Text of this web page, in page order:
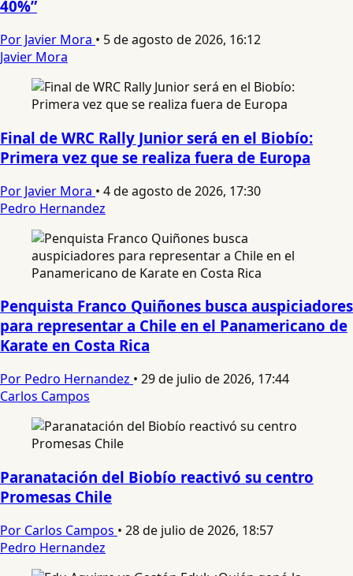
40%”
Por Javier Mora • 5 de agosto de 2026, 16:12
Javier Mora
Final de WRC Rally Junior será en el Biobío:
Primera vez que se realiza fuera de Europa
Por Javier Mora • 4 de agosto de 2026, 17:30
Pedro Hernandez
Penquista Franco Quiñones busca auspiciadores
para representar a Chile en el Panamericano de
Karate en Costa Rica
Por Pedro Hernandez • 29 de julio de 2026, 17:44
Carlos Campos
Paranatación del Biobío reactivó su centro
Promesas Chile
Por Carlos Campos • 28 de julio de 2026, 18:57
Pedro Hernandez